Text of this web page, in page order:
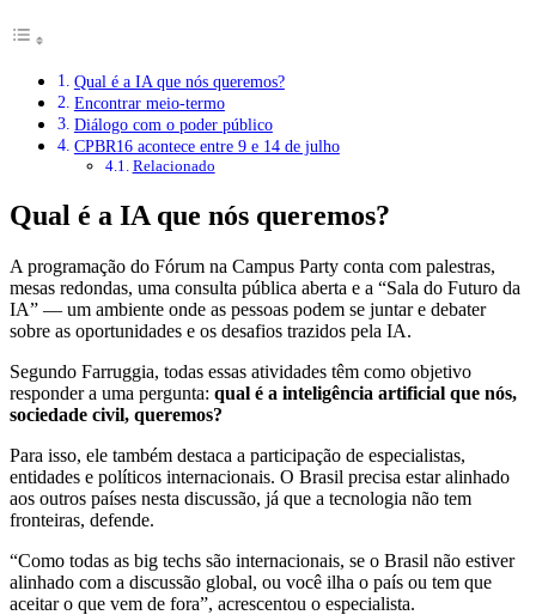
Qual é a IA que nós queremos?
Encontrar meio-termo
Diálogo com o poder público
CPBR16 acontece entre 9 e 14 de julho
Relacionado
Qual é a IA que nós queremos?
A programação do Fórum na Campus Party conta com palestras,
mesas redondas, uma consulta pública aberta e a “Sala do Futuro da
IA” — um ambiente onde as pessoas podem se juntar e debater
sobre as oportunidades e os desafios trazidos pela IA.
Segundo Farruggia, todas essas atividades têm como objetivo
responder a uma pergunta: qual é a inteligência artificial que nós,
sociedade civil, queremos?
Para isso, ele também destaca a participação de especialistas,
entidades e políticos internacionais. O Brasil precisa estar alinhado
aos outros países nesta discussão, já que a tecnologia não tem
fronteiras, defende.
“Como todas as big techs são internacionais, se o Brasil não estiver
alinhado com a discussão global, ou você ilha o país ou tem que
aceitar o que vem de fora”, acrescentou o especialista.